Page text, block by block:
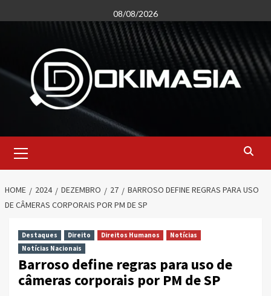
to
08/08/2026
Menu
HOME 2024 DEZEMBRO 27
BARROSO DEFINE REGRAS PARA USO
DE CÂMERAS CORPORAIS POR PM DE SP
Destaques Direito Direitos Humanos
Notícias
Notícias Nacionais
Barroso define regras para uso de
câmeras corporais por PM de SP